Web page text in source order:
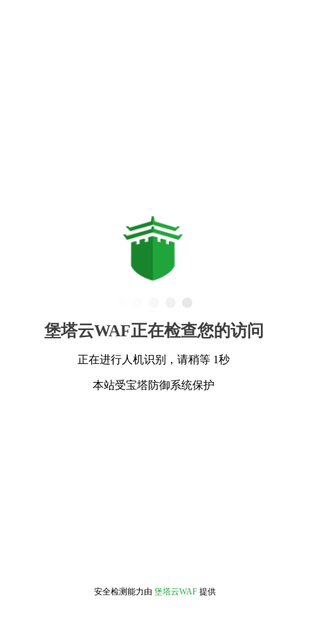
堡塔云WAF正在检查您的访问
正在进行人机识别，请稍等 1秒
本站受宝塔防御系统保护
安全检测能力由 堡塔云WAF 提供